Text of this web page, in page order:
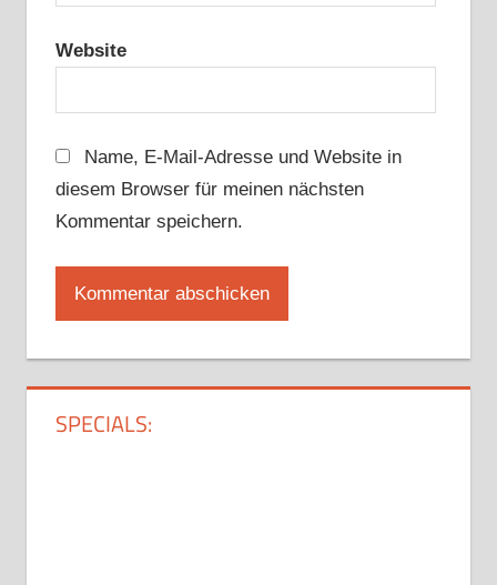
Website
Name, E-Mail-Adresse und Website in
diesem Browser für meinen nächsten
Kommentar speichern.
SPECIALS: